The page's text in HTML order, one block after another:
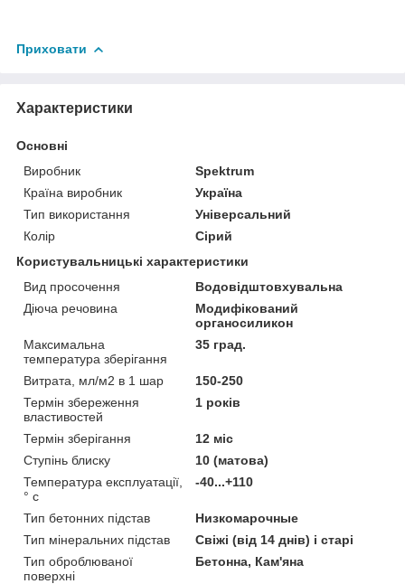
Приховати
Характеристики
Основні
Виробник
Spektrum
Країна виробник
Україна
Тип використання
Універсальний
Колір
Сірий
Користувальницькі характеристики
Вид просочення
Водовідштовхувальна
Діюча речовина
Модифікований
органосиликон
Максимальна
температура зберігання
35 град.
Витрата, мл/м2 в 1 шар
150-250
Термін збереження
властивостей
1 років
Термін зберігання
12 міс
Ступінь блиску
10 (матова)
Температура експлуатації,
° с
-40...+110
Тип бетонних підстав
Низкомарочные
Тип мінеральних підстав
Свіжі (від 14 днів) і старі
Тип оброблюваної
поверхні
Бетонна, Кам'яна